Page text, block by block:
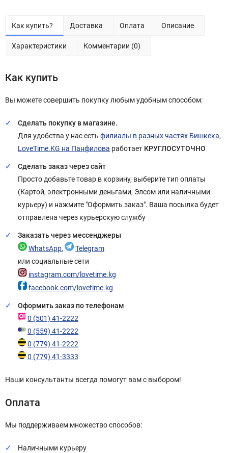
Как купить? Доставка Оплата Описание
Характеристики Комментарии (0)
Как купить
Вы можете совершить покупку любым удобным способом:
Сделать покупку в магазине.
Для удобства у нас есть филиалы в разных частях Бишкека,
LoveTime.KG на Панфилова работает КРУГЛОСУТОЧНО
Сделать заказ через сайт
Просто добавьте товар в корзину, выберите тип оплаты
(Картой, электронными деньгами, Элсом или наличными
курьеру) и нажмите "Оформить заказ". Ваша посылка будет
отправлена через курьерскую службу
Заказать через мессенджеры
WhatsApp,
Telegram
или социальные сети
instagram.com/lovetime.kg
facebook.com/lovetime.kg
Оформить заказ по телефонам
0 (501) 41-2222
0 (559) 41-2222
0 (779) 41-2222
0 (779) 41-3333
Наши консультанты всегда помогут вам с выбором!
Оплата
Мы поддерживаем множество способов:
Наличными курьеру